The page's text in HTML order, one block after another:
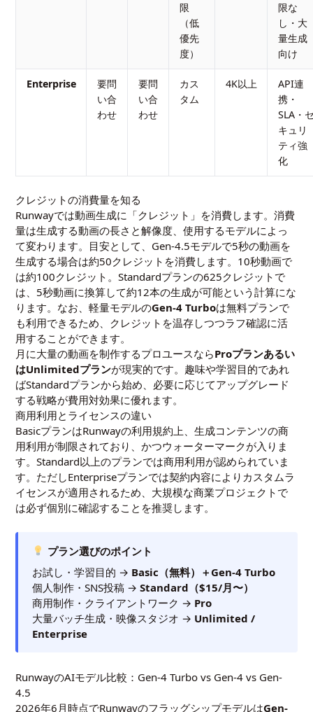
限
（低
優先
度）
限な
し・大
量生成
向け
Enterprise
要問
い合
わせ
要問
い合
わせ
カス
タム
4K以上
API連
携・
SLA・
キュリ
ティ強
化
クレジットの消費量を知る
Runwayでは動画生成に「クレジット」を消費します。消費
量は生成する動画の長さと解像度、使用するモデルによっ
て変わります。目安として、Gen-4.5モデルで5秒の動画を
生成する場合は約50クレジットを消費します。10秒動画で
は約100クレジット。Standardプランの625クレジットで
は、5秒動画に換算して約12本の生成が可能という計算にな
ります。なお、軽量モデルのGen-4 Turboは無料プランで
も利用できるため、クレジットを温存しつつラフ確認に活
用することができます。
月に大量の動画を制作するプロユースならProプランあるい
はUnlimitedプランが現実的です。趣味や学習目的であれ
ばStandardプランから始め、必要に応じてアップグレード
する戦略が費用対効果に優れます。
商用利用とライセンスの違い
BasicプランはRunwayの利用規約上、生成コンテンツの商
用利用が制限されており、かつウォーターマークが入りま
す。Standard以上のプランでは商用利用が認められていま
す。ただしEnterpriseプランでは契約内容によりカスタムラ
イセンスが適用されるため、大規模な商業プロジェクトで
は必ず個別に確認することを推奨します。
プラン選びのポイント
お試し・学習目的 → Basic（無料）＋Gen-4 Turbo
個人制作・SNS投稿 →Standard（$15/月〜）
商用制作・クライアントワーク → Pro
大量バッチ生成・映像スタジオ → Unlimited /
Enterprise
RunwayのAIモデル比較：Gen-4 Turbo vs Gen-4 vs Gen-
4.5
2026年6月時点でRunwayのフラッグシップモデルはGen-